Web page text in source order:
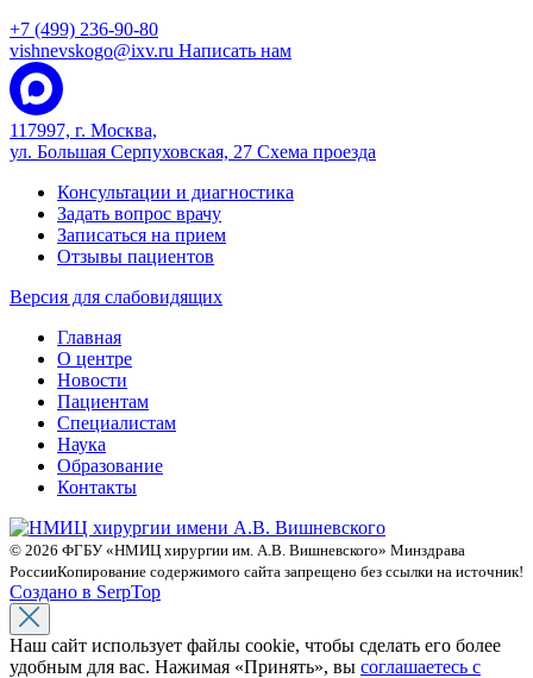
+7 (499) 236-90-80
vishnevskogo@ixv.ru Написать нам
117997, г. Москва,
ул. Большая Серпуховская, 27 Схема проезда
Консультации и диагностика
Задать вопрос врачу
Записаться на прием
Отзывы пациентов
Версия для слабовидящих
Главная
О центре
Новости
Пациентам
Специалистам
Наука
Образование
Контакты
© 2026 ФГБУ «НМИЦ хирургии им. А.В. Вишневского» Минздрава
РоссииКопирование содержимого сайта запрещено без ссылки на источник!
Создано в SerpTop
Наш сайт использует файлы cookie, чтобы сделать его более
удобным для вас. Нажимая «Принять», вы соглашаетесь с